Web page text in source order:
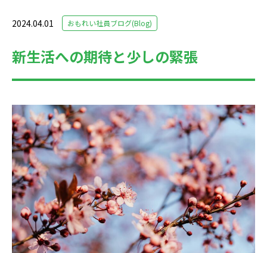
2024.04.01 おもれい社員ブログ(Blog)
新生活への期待と少しの緊張